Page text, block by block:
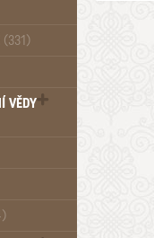
(331)
VĚDY